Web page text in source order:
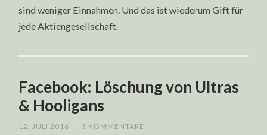
sind weniger Einnahmen. Und das ist wiederum Gift für
jede Aktiengesellschaft.
Facebook: Löschung von Ultras
& Hooligans
12. JULI 2016 3 KOMMENTARE